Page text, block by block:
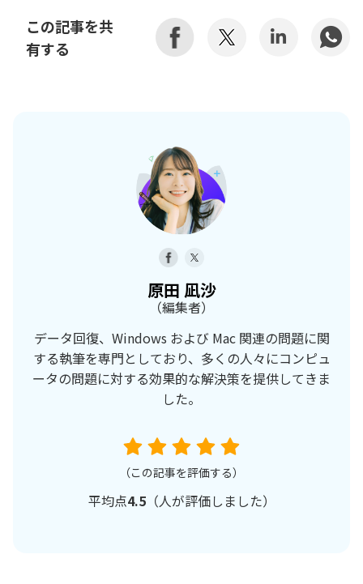
この記事を共
有する
原田 凪沙
（編集者）
データ回復、Windows および Mac 関連の問題に関
する執筆を専門としており、多くの人々にコンピュ
ータの問題に対する効果的な解決策を提供してきま
した。
（この記事を評価する）
平均点4.5（人が評価しました）